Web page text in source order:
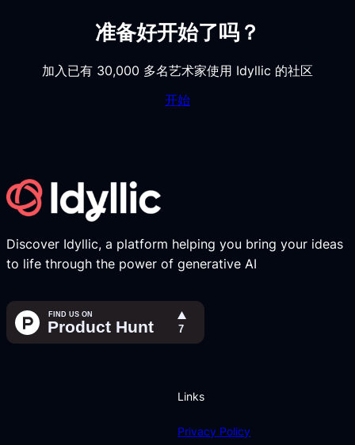
准备好开始了吗？
加入已有 30,000 多名艺术家使用 Idyllic 的社区
开始
Discover Idyllic, a platform helping you bring your ideas
to life through the power of generative AI
Links
Privacy Policy